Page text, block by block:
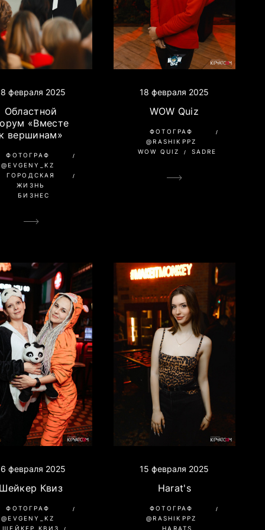
февраля 2025
Областной
«Вместе
вершинам»
ФОТОГРАФ
@EVGENY_KZ
ГОРОДСКАЯ
ЖИЗНЬ
БИЗНЕС
18 февраля 2025
WOW Quiz
ФОТОГРАФ
@RASHIKPPZ
WOW QUIZ
SADRE
февраля 2025
Квиз
ФОТОГРАФ
@EVGENY_KZ
ШЕЙКЕР КВИЗ
15 февраля 2025
Harat's
ФОТОГРАФ
@RASHIKPPZ
HARATS